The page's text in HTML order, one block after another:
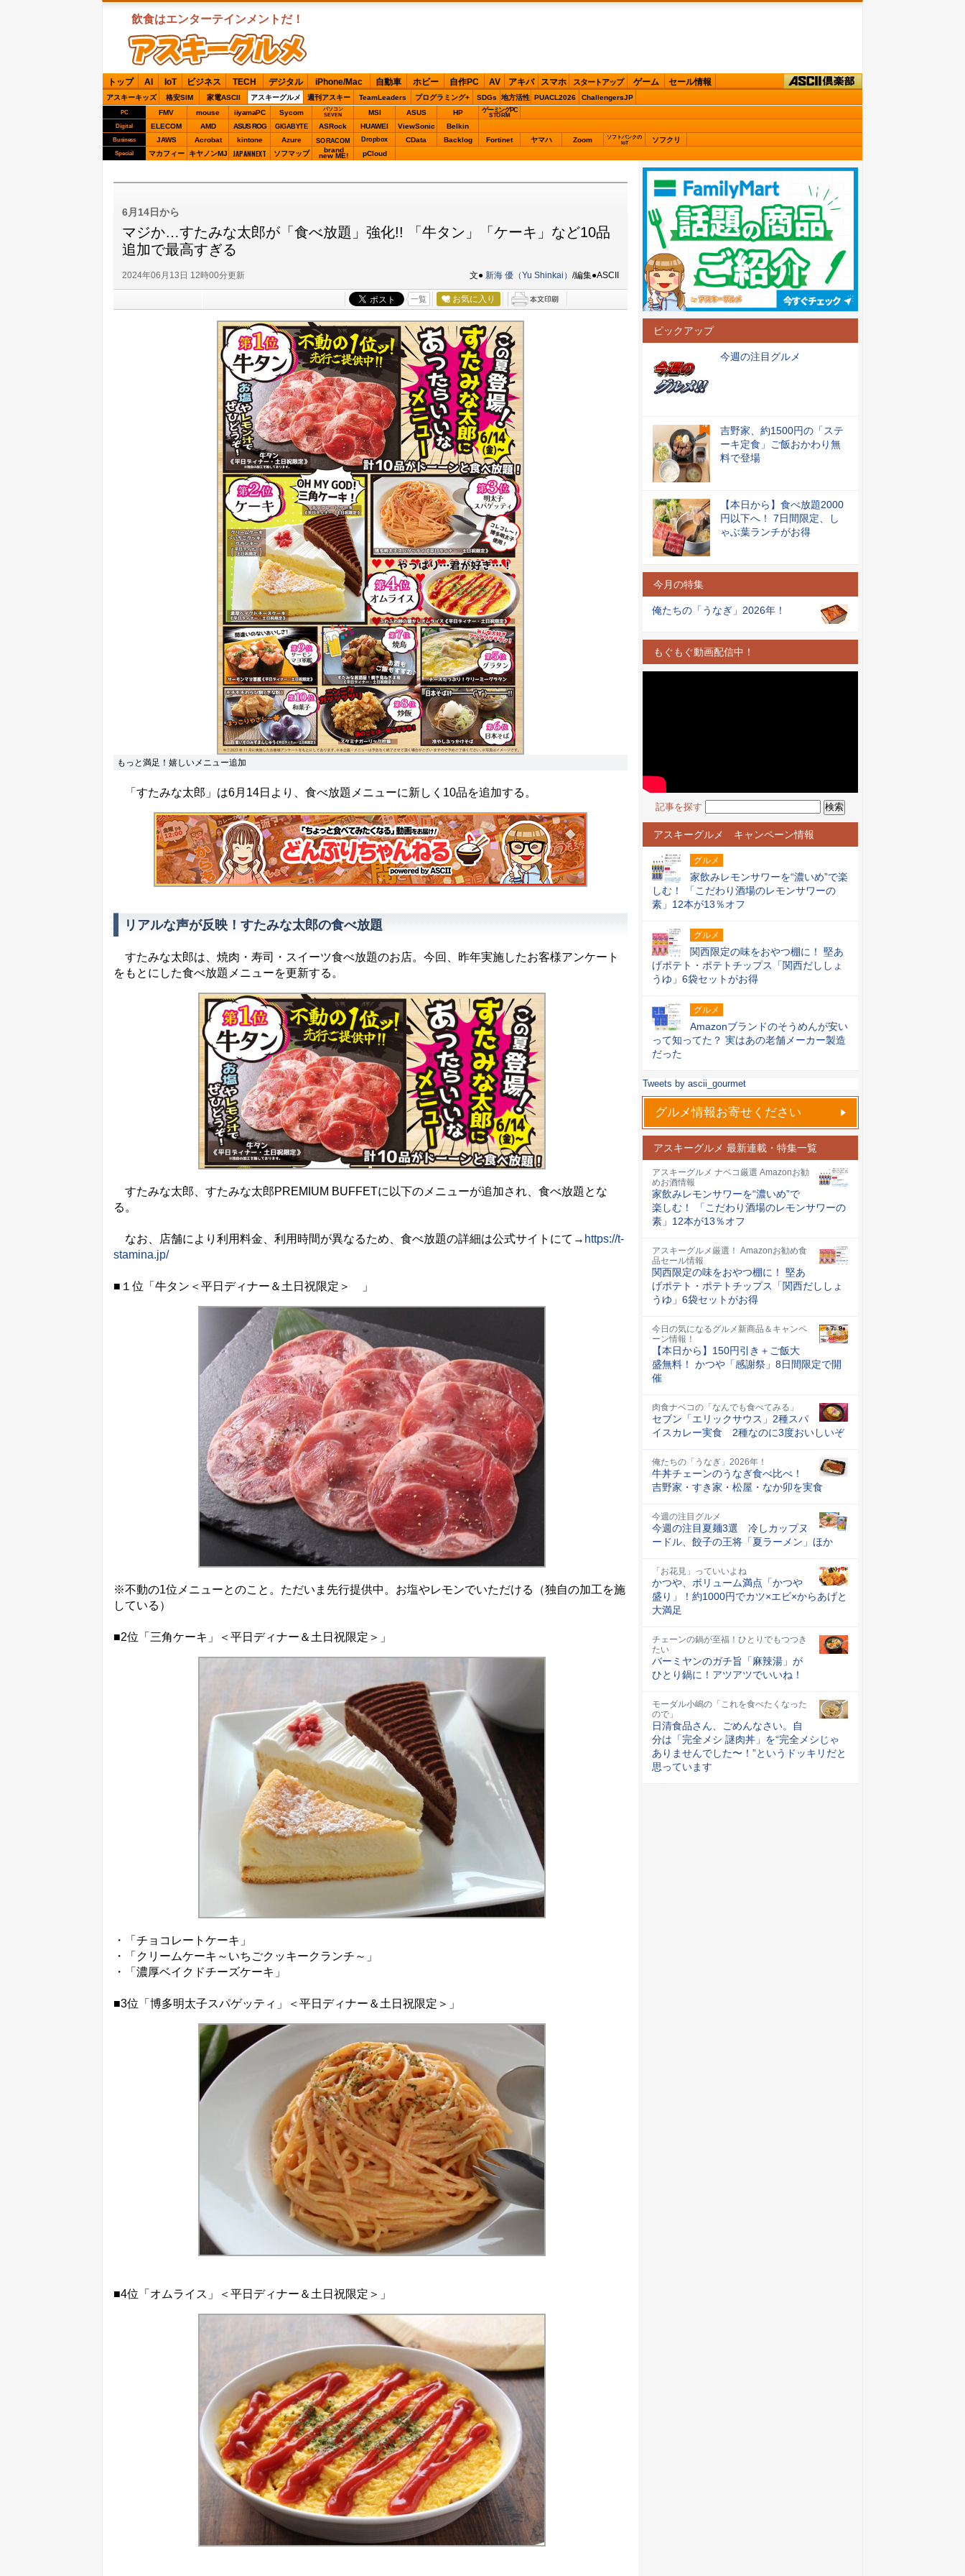
飲食はエンターテインメントだ！
ASCIIグルメ
トップ AI IoT ビジネス TECH デジタル iPhone/Mac 自動車 ホビー 自作PC AV アキバ スマホ スタートアップ ゲーム セール情報
アスキーキッズ 格安SIM 家電ASCII アスキーグルメ 週刊アスキー TeamLeaders プログラミング+ SDGs 地方活性 PUACL2026 ChallengersJP
PC FMV mouse iiyamaPC Sycom
パソコン
SEVEN
MSI ASUS HP ゲーミングPC
STORM
Digital ELECOM AMD ASUS ROG GIGABYTE ASRock HUAWEI ViewSonic Belkin
Business JAWS Acrobat kintone Azure SORACOM Dropbox CData Backlog Fortinet ヤマハ Zoom
ソフトバンクの
IoT
ソフクリ
Special マカフィー キヤノンMJ JAPANNEXT ソフマップ brand
new ME! pCloud
6月14日から
マジか…すたみな太郎が「食べ放題」強化!! 「牛タン」「ケーキ」など10品
追加で最高すぎる
2024年06月13日 12時00分更新 文● 新海 優（Yu Shinkai） /編集●ASCII
一覧 お気に入り
もっと満足！嬉しいメニュー追加
「すたみな太郎」は6月14日より、食べ放題メニューに新しく10品を追加する。
リアルな声が反映！すたみな太郎の食べ放題
すたみな太郎は、焼肉・寿司・スイーツ食べ放題のお店。今回、昨年実施したお客様アンケート
をもとにした食べ放題メニューを更新する。
すたみな太郎、すたみな太郎PREMIUM BUFFETに以下のメニューが追加され、食べ放題とな
る。
なお、店舗により利用料金、利用時間が異なるため、食べ放題の詳細は公式サイトにて→ https://t-
stamina.jp/
■１位「牛タン＜平日ディナー＆土日祝限定＞ 」
※不動の1位メニューとのこと。ただいま先行提供中。お塩やレモンでいただける（独自の加工を施
している）
■2位「三角ケーキ」＜平日ディナー＆土日祝限定＞」
・「チョコレートケーキ」
・「クリームケーキ～いちごクッキークランチ～」
・「濃厚ベイクドチーズケーキ」
■3位「博多明太子スパゲッティ」＜平日ディナー＆土日祝限定＞」
■4位「オムライス」＜平日ディナー＆土日祝限定＞」
ピックアップ
今週の注目グルメ
吉野家、約1500円の「ステ
ーキ定食」ご飯おかわり無
料で登場
【本日から】食べ放題2000
円以下へ！ 7日間限定、し
ゃぶ葉ランチがお得
今月の特集
俺たちの「うなぎ」2026年！
もぐもぐ動画配信中！
記事を探す
アスキーグルメ キャンペーン情報
グルメ
家飲みレモンサワーを“濃いめ”で楽
しむ！ 「こだわり酒場のレモンサワーの
素」12本が13％オフ
グルメ
関西限定の味をおやつ棚に！ 堅あ
げポテト・ポテトチップス「関西だししょ
うゆ」6袋セットがお得
グルメ
Amazonブランドのそうめんが安い
って知ってた？ 実はあの老舗メーカー製造
だった
Tweets by ascii_gourmet
グルメ情報お寄せください
アスキーグルメ 最新連載・特集一覧
アスキーグルメ ナベコ厳選 Amazonお勧
めお酒情報
家飲みレモンサワーを“濃いめ”で
楽しむ！ 「こだわり酒場のレモンサワーの
素」12本が13％オフ
アスキーグルメ厳選！ Amazonお勧め食
品セール情報
関西限定の味をおやつ棚に！ 堅あ
げポテト・ポテトチップス「関西だししょ
うゆ」6袋セットがお得
今日の気になるグルメ新商品＆キャンペ
ーン情報！
【本日から】150円引き＋ご飯大
盛無料！ かつや「感謝祭」8日間限定で開
催
肉食ナベコの「なんでも食べてみる」
セブン「エリックサウス」2種スパ
イスカレー実食 2種なのに3度おいしいぞ
俺たちの「うなぎ」2026年！
牛丼チェーンのうなぎ食べ比べ！
吉野家・すき家・松屋・なか卯を実食
今週の注目グルメ
今週の注目夏麺3選 冷しカップヌ
ードル、餃子の王将「夏ラーメン」ほか
「お花見」っていいよね
かつや、ボリューム満点「かつや
盛り」！約1000円でカツ×エビ×からあげと
大満足
チェーンの鍋が至福！ひとりでもつつき
たい
バーミヤンのガチ旨「麻辣湯」が
ひとり鍋に！アツアツでいいね！
モーダル小嶋の「これを食べたくなった
ので」
日清食品さん、ごめんなさい。自
分は「完全メシ 謎肉丼」を“完全メシじゃ
ありませんでした〜！”というドッキリだと
思っています